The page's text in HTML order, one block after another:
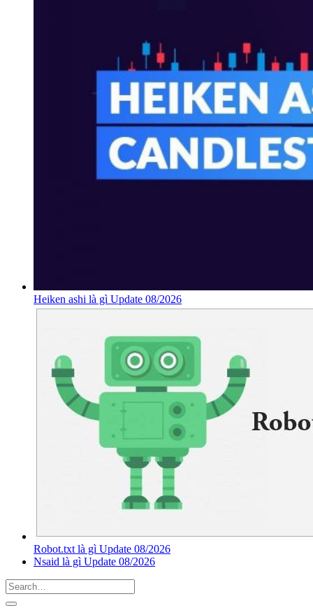
Heiken ashi là gì Update 08/2026
Robot.txt là gì Update 08/2026
Nsaid là gì Update 08/2026